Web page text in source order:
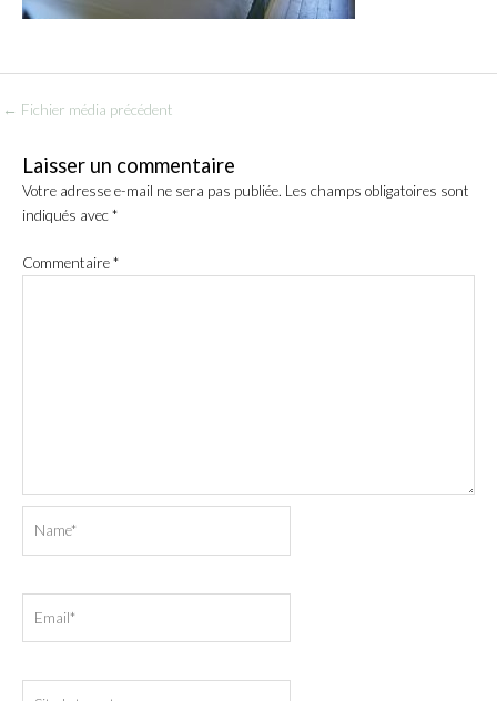
← Fichier média précédent
Laisser un commentaire
Votre adresse e-mail ne sera pas publiée. Les champs obligatoires sont
indiqués avec*
Commentaire*